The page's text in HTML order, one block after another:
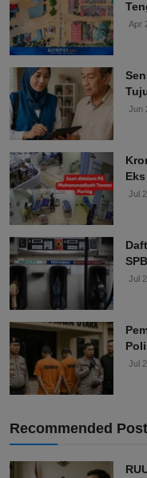
Apr
Jun
Jul
Jul
Jul
Recommended